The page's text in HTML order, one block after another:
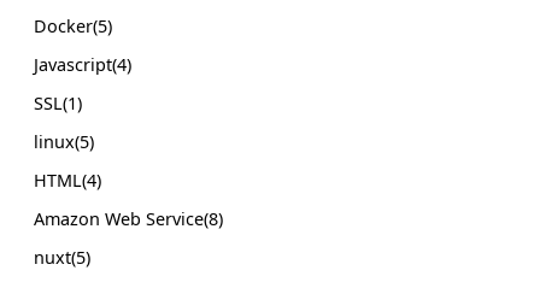
Docker(5)
Javascript(4)
SSL(1)
linux(5)
HTML(4)
Amazon Web Service(8)
nuxt(5)